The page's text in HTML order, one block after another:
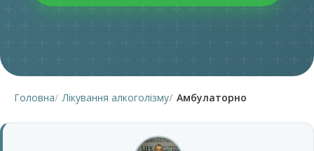
Головна Лікування алкоголізму Амбулаторно